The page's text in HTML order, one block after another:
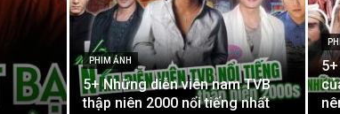
PHIM ẢNH
5+ Những diễn viên nam TVB
thập niên 2000 nổi tiếng nhất